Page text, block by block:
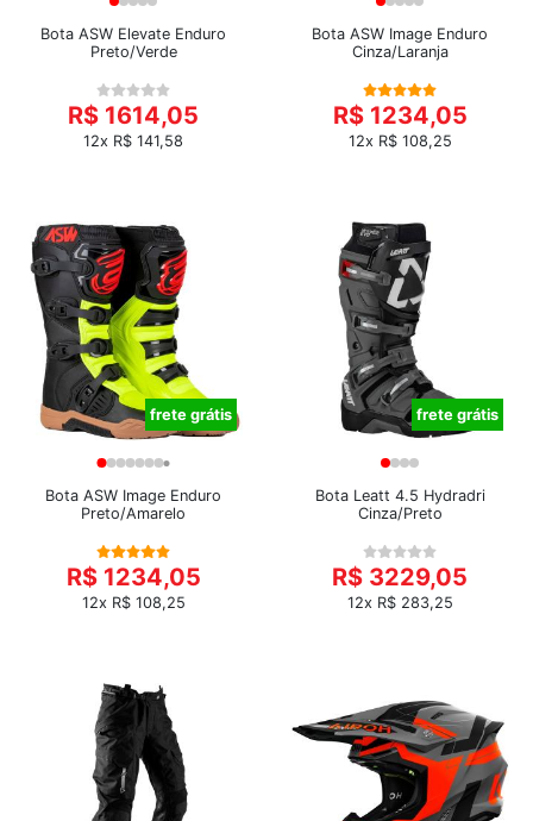
Bota ASW Elevate Enduro
Preto/Verde
R$ 1614,05
12x R$ 141,58
Bota ASW Image Enduro
Cinza/Laranja
R$ 1234,05
12x R$ 108,25
frete grátis
Bota ASW Image Enduro
Preto/Amarelo
R$ 1234,05
12x R$ 108,25
frete grátis
Bota Leatt 4.5 Hydradri
Cinza/Preto
R$ 3229,05
12x R$ 283,25